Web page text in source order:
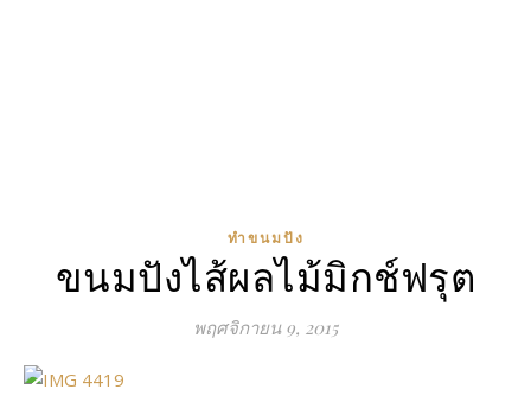
ทำขนมปัง
ขนมปังไส้ผลไม้มิกช์ฟรุต
พฤศจิกายน 9, 2015